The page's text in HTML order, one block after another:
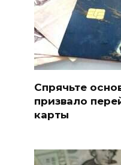
Спрячьте
призвало
карты